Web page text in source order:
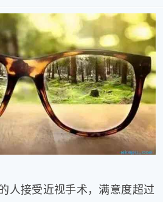
人接受近视手术，满意度超过